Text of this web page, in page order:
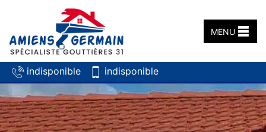
indisponible indisponible
MENU